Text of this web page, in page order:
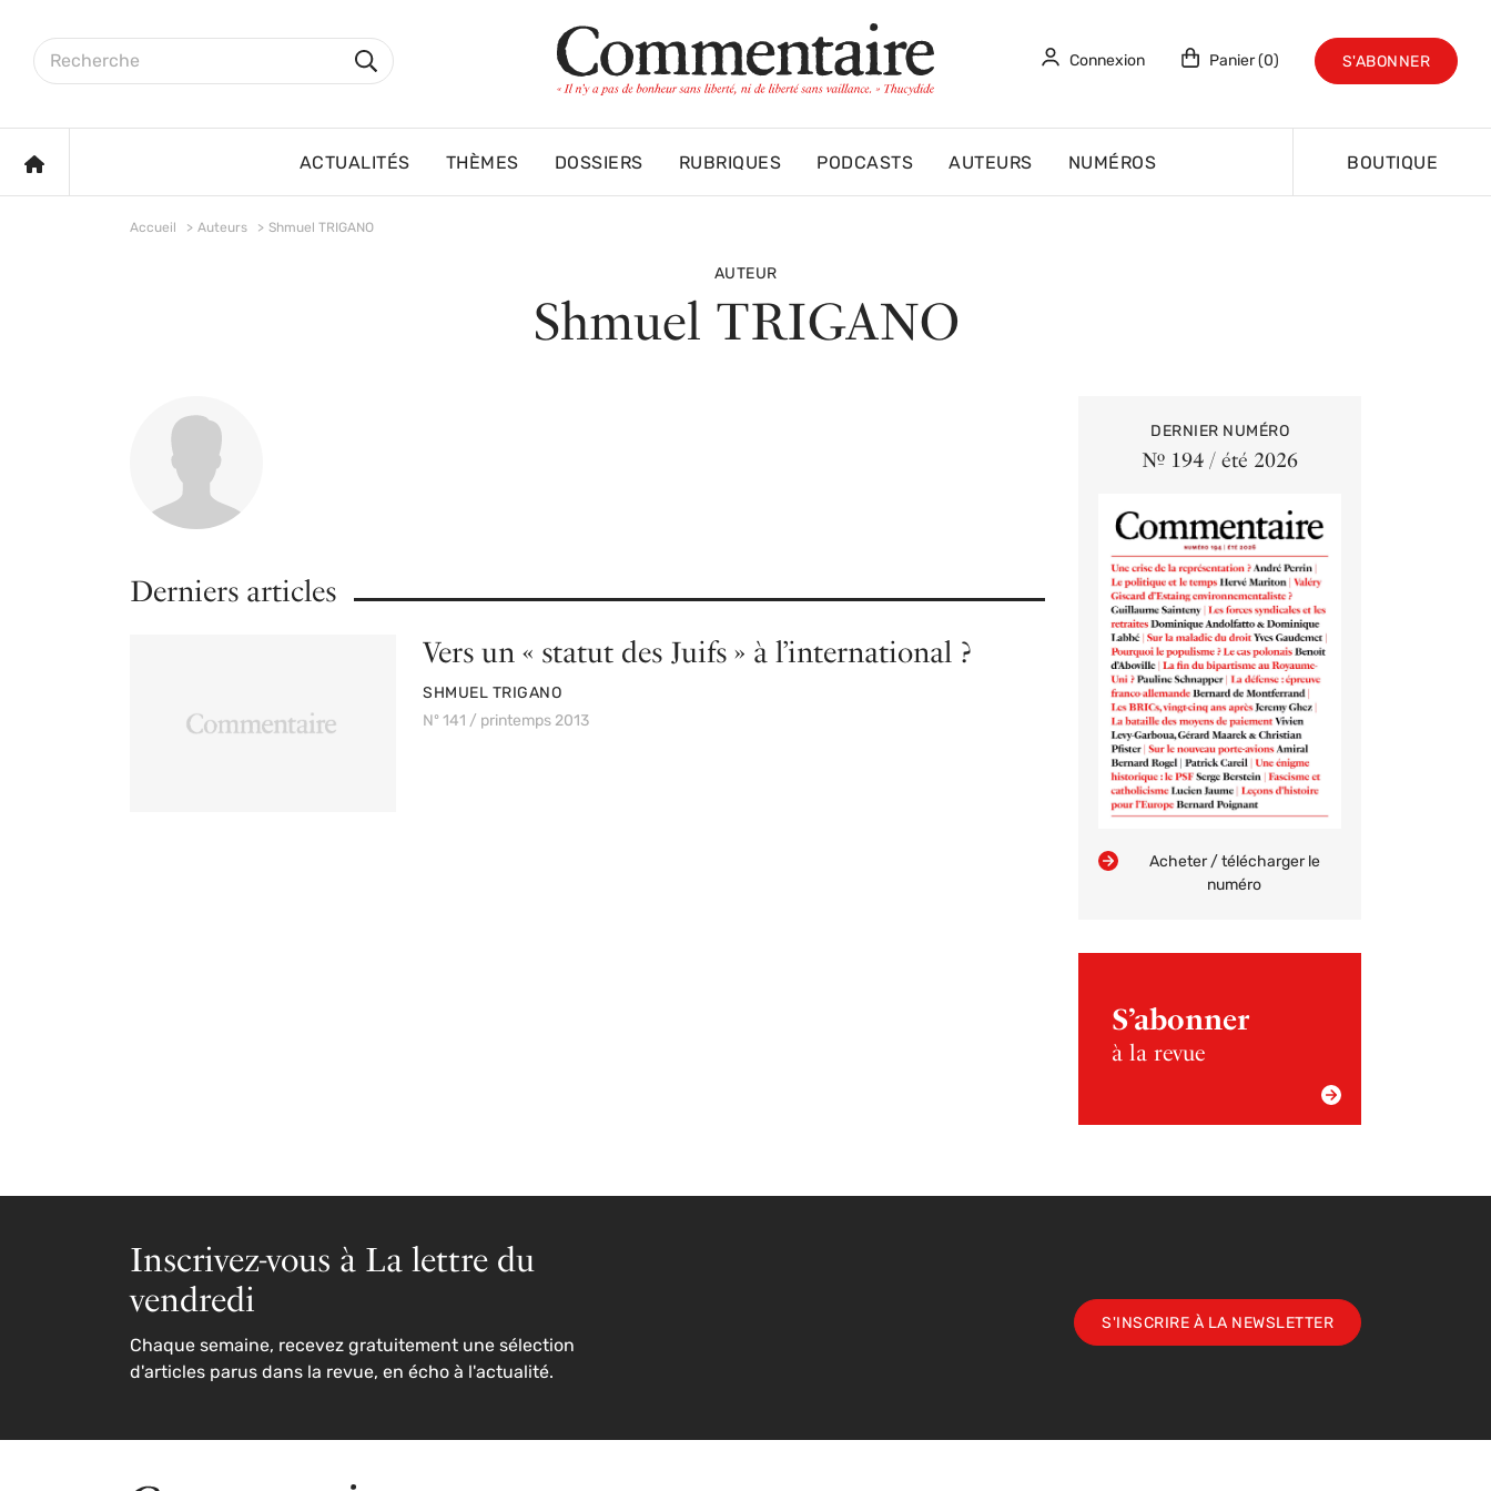
Rechercher sur le site
Rechercher
Connexion Panier (0) S'ABONNER
ACCUEIL ACTUALITÉS THÈMES DOSSIERS RUBRIQUES PODCASTS AUTEURS NUMÉROS BOUTIQUE
Accueil Auteurs Shmuel TRIGANO
AUTEUR
Shmuel TRIGANO
Derniers articles
Vers un « statut des Juifs » à l’international ?
PAR
SHMUEL TRIGANO
Nº 141 / printemps 2013
DERNIER NUMÉRO
Nº 194 / été 2026
Acheter / télécharger le
numéro
S’abonner
à la revue
Inscrivez-vous à La lettre du
vendredi
Chaque semaine, recevez gratuitement une sélection
d'articles parus dans la revue, en écho à l'actualité.
S'INSCRIRE À LA NEWSLETTER